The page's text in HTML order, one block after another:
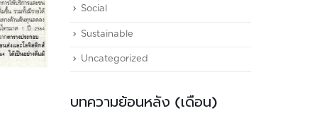
Social
Sustainable
Uncategorized
บทความย้อนหลัง (เดือน)